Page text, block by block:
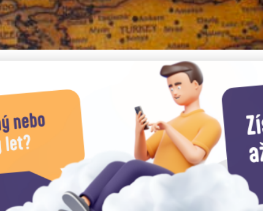
of Senegal –